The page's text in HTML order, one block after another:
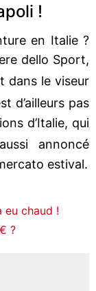
!
en Italie ?
dello Sport,
dans le viseur
d’ailleurs pas
d’Italie, qui
annoncé
estival.
eu chaud !
?